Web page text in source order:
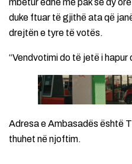
mbetur edhe më pak se dy
duke ftuar të gjithë ata që
drejtën e tyre të votës.
“Vendvotimi do të jetë i hapur
Adresa e Ambasadës është
thuhet në njoftim.